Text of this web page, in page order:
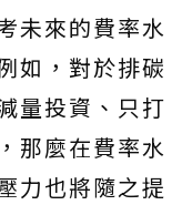
未來的費率水
如，對於排碳
量投資、只打
那麼在費率水
力也將隨之提